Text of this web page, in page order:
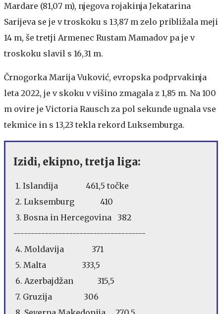
Mardare (81,07 m), njegova rojakinja Jekatarina
Sarijeva se je v troskoku s 13,87 m zelo približala meji
14 m, še tretji Armenec Rustam Mamadov pa je v
troskoku slavil s 16,31 m.
Črnogorka Marija Vuković, evropska podprvakinja
leta 2022, je v skoku v višino zmagala z 1,85 m. Na 100
m ovire je Victoria Rausch za pol sekunde ugnala vse
tekmice in s 13,23 tekla rekord Luksemburga.
Izidi, ekipno, tretja liga:
1. Islandija 461,5 točke
2. Luksemburg 410
3. Bosna in Hercegovina 382
--------------------------------------
4. Moldavija 371
5. Malta 333,5
6. Azerbajdžan 315,5
7. Gruzija 306